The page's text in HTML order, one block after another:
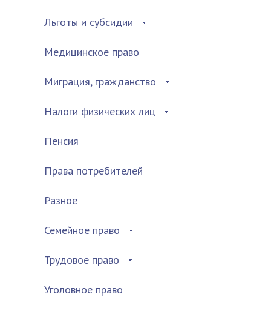
Льготы и субсидии
Медицинское право
Миграция, гражданство
Налоги физических лиц
Пенсия
Права потребителей
Разное
Семейное право
Трудовое право
Уголовное право